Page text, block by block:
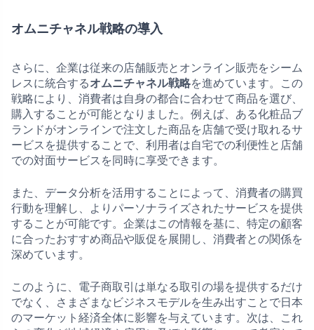
オムニチャネル戦略の導入
さらに、企業は従来の店舗販売とオンライン販売をシーム
レスに統合するオムニチャネル戦略を進めています。この
戦略により、消費者は自身の都合に合わせて商品を選び、
購入することが可能となりました。例えば、ある化粧品ブ
ランドがオンラインで注文した商品を店舗で受け取れるサ
ービスを提供することで、利用者は自宅での利便性と店舗
での対面サービスを同時に享受できます。
また、データ分析を活用することによって、消費者の購買
行動を理解し、よりパーソナライズされたサービスを提供
することが可能です。企業はこの情報を基に、特定の顧客
に合ったおすすめ商品や販促を展開し、消費者との関係を
深めています。
このように、電子商取引は単なる取引の場を提供するだけ
でなく、さまざまなビジネスモデルを生み出すことで日本
のマーケット経済全体に影響を与えています。次は、これ